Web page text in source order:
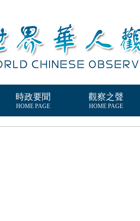
時政要聞
HOME PAGE
觀察之聲
HOME PAGE